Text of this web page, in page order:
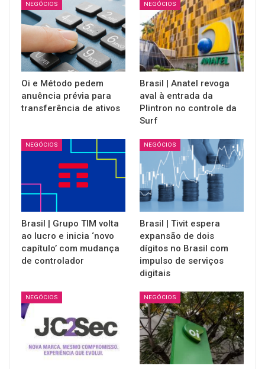
NEGÓCIOS
Oi e Método pedem
anuência prévia para
transferência de ativos
NEGÓCIOS
Brasil | Anatel revoga
aval à entrada da
Plintron no controle da
Surf
NEGÓCIOS
Brasil | Grupo TIM volta
ao lucro e inicia ‘novo
capítulo’ com mudança
de controlador
NEGÓCIOS
Brasil | Tivit espera
expansão de dois
dígitos no Brasil com
impulso de serviços
digitais
NEGÓCIOS NEGÓCIOS